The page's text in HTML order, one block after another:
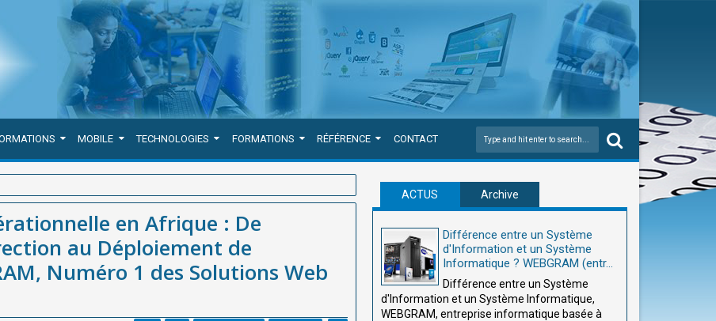
MOBILE TECHNOLOGIES FORMATIONS RÉFÉRENCE CONTACT
de la Direction au Déploiement de SmartSMQ par
en Afrique : De
au Déploiement de
Numéro 1 des Solutions Web
ACTUS Archive
Différence entre un Système
d'Information et un Système
Informatique ? WEBGRAM (entr...
Différence entre un Système
d'Information et un Système Informatique,
WEBGRAM, entreprise informatique basée à